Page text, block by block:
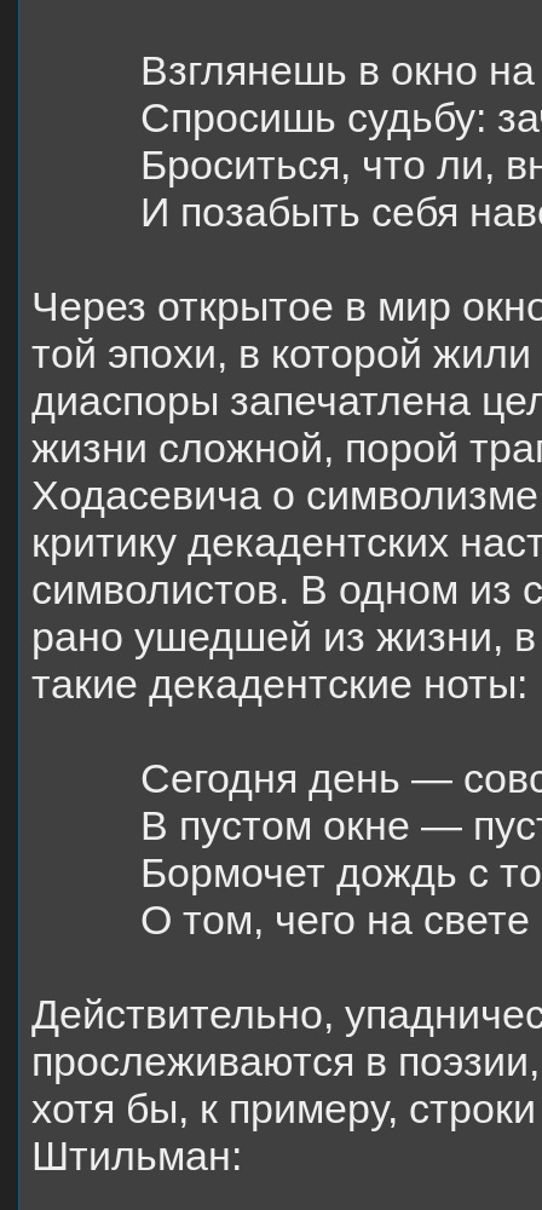
Взглянешь в окно
Спросишь судьбу:
Броситься, что ли,
И позабыть себя
Через открытое в мир
той эпохи, в которой
диаспоры запечатлена
жизни сложной, порой
Ходасевича о
критику декадентских
символистов. В одном из
рано ушедшей из жизни,
такие декадентские ноты:
Сегодня день —
В пустом окне —
Бормочет дождь с
О том, чего на свете
Действительно,
прослеживаются в
хотя бы, к примеру,
Штильман: